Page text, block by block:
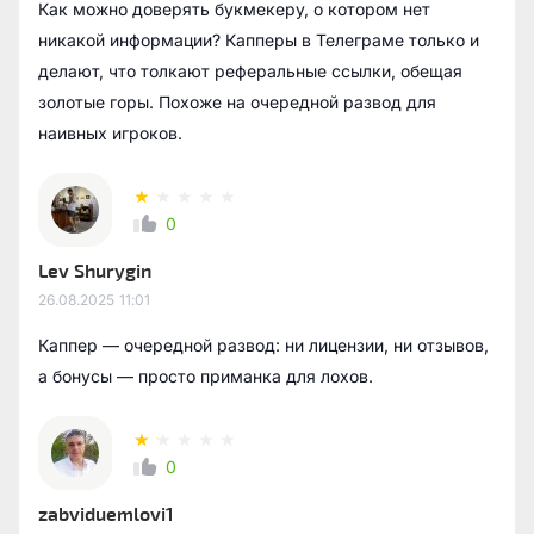
Как можно доверять букмекеру, о котором нет
никакой информации? Капперы в Телеграме только и
делают, что толкают реферальные ссылки, обещая
золотые горы. Похоже на очередной развод для
наивных игроков.
0
Lev Shurygin
26.08.2025 11:01
Каппер — очередной развод: ни лицензии, ни отзывов,
а бонусы — просто приманка для лохов.
0
zabviduemlovi1